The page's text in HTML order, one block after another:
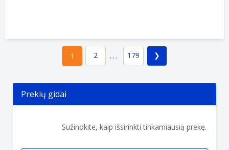
1 2 ... 179
Prekių gidai
Sužinokite, kaip išsirinkti tinkamiausią prekę.